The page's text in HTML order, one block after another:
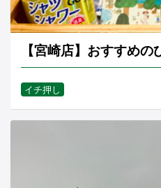
【宮崎店】おすすめ
イチ押し